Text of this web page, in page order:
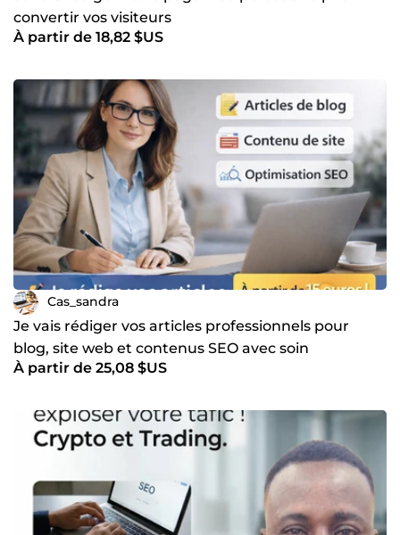
convertir vos visiteurs
À partir de 18,82 $US
Cas_sandra
Je vais rédiger vos articles professionnels pour
blog, site web et contenus SEO avec soin
À partir de 25,08 $US